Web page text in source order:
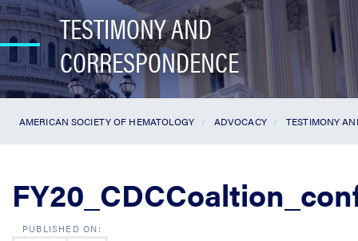
TESTIMONY AND
CORRESPONDENCE
AMERICAN SOCIETY OF HEMATOLOGY ADVOCACY TESTIMONY